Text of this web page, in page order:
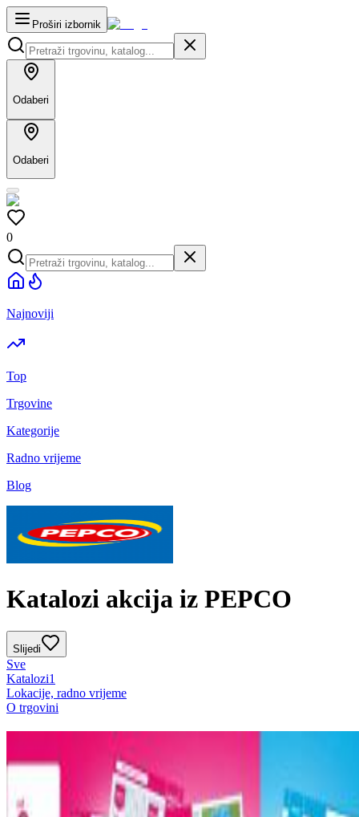
Proširi izbornik
Odaberi
Odaberi
0
Najnoviji
Top
Trgovine
Kategorije
Radno vrijeme
Blog
Katalozi akcija iz PEPCO
Slijedi
Sve
Katalozi1
Lokacije, radno vrijeme
O trgovini